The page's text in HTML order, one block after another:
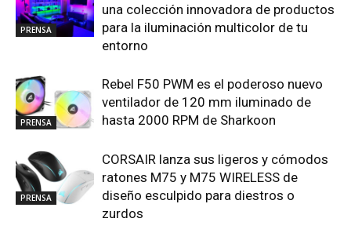
PRENSA
una colección innovadora de productos
para la iluminación multicolor de tu
entorno
PRENSA
Rebel F50 PWM es el poderoso nuevo
ventilador de 120 mm iluminado de
hasta 2000 RPM de Sharkoon
PRENSA
CORSAIR lanza sus ligeros y cómodos
ratones M75 y M75 WIRELESS de
diseño esculpido para diestros o
zurdos